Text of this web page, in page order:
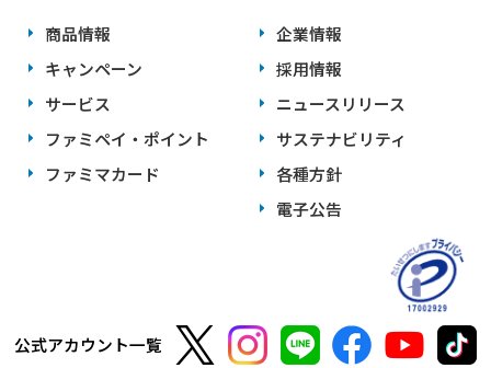
商品情報
キャンペーン
サービス
ファミペイ・ポイント
ファミマカード
企業情報
採用情報
ニュースリリース
サステナビリティ
各種方針
電子公告
公式アカウント一覧